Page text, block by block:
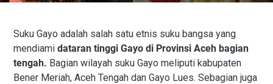
Suku Gayo adalah salah satu etnis suku bangsa yang
mendiami dataran tinggi Gayo di Provinsi Aceh bagian
tengah. Bagian wilayah suku Gayo meliputi kabupaten
Bener Meriah, Aceh Tengah dan Gayo Lues. Sebagian juga